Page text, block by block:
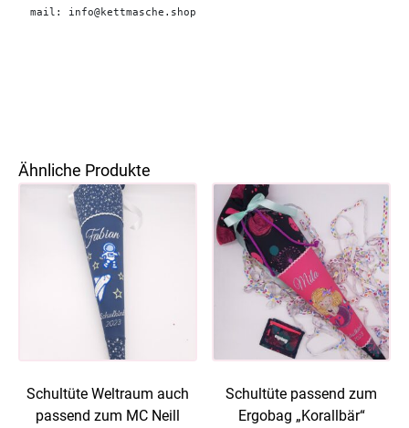
mail: info@kettmasche.shop
Ähnliche Produkte
Schultüte Weltraum auch
passend zum MC Neill
Schultüte passend zum
Ergobag „Korallbär“